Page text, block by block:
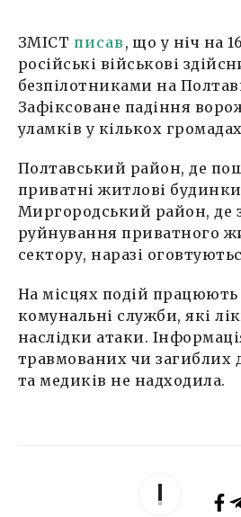
ЗМІСТ писав , що у ніч на
російські військові
безпілотниками на
Зафіксоване падіння
уламків у кількох
Полтавський район, де
приватні житлові
Миргородський район, де
руйнування приватного
сектору, наразі
На місцях подій працюють
комунальні служби, які
наслідки атаки.
травмованих чи загиблих
та медиків не надходила.